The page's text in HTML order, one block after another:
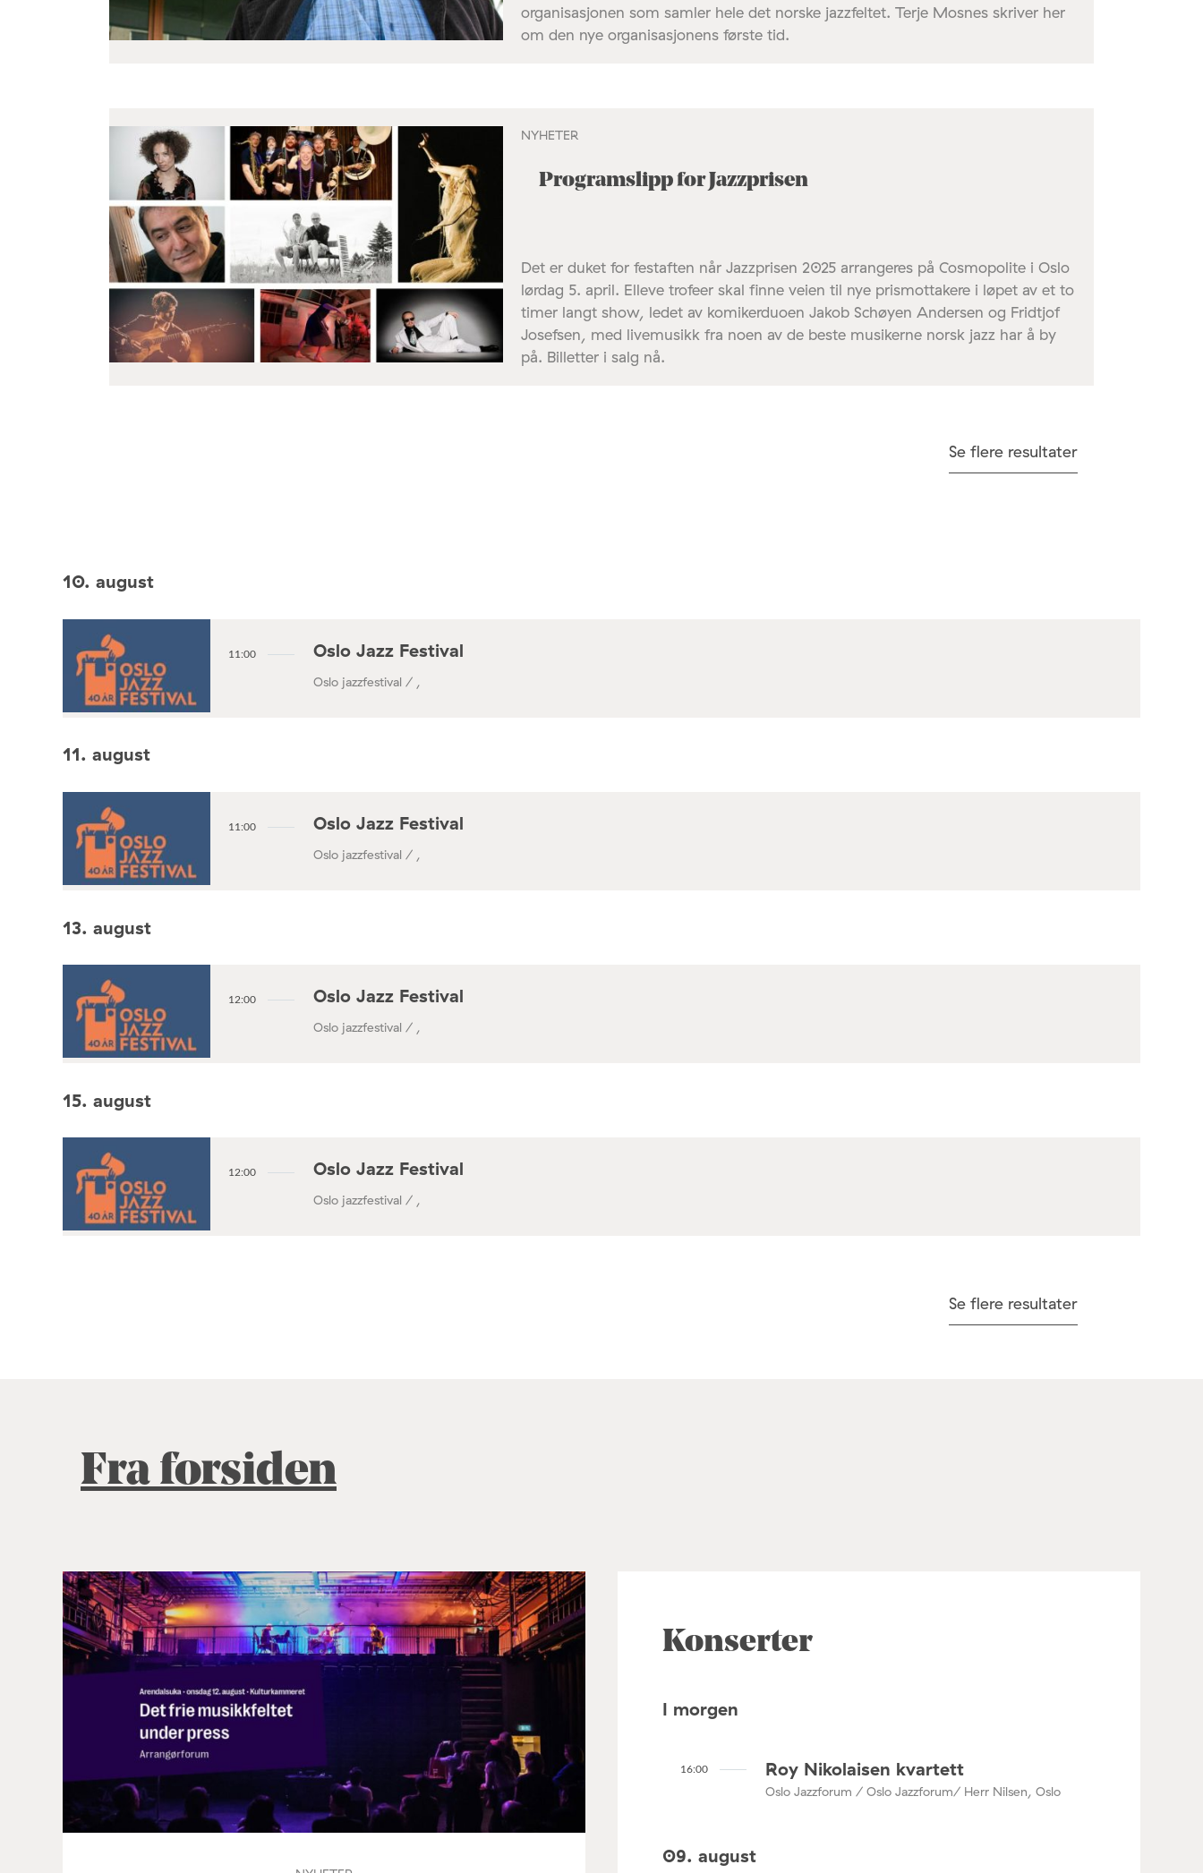
organisasjonen som samler hele det norske jazzfeltet. Terje Mosnes skriver her
om den nye organisasjonens første tid.
NYHETER
Programslipp for Jazzprisen
Det er duket for festaften når Jazzprisen 2025 arrangeres på Cosmopolite i Oslo
lørdag 5. april. Elleve trofeer skal finne veien til nye prismottakere i løpet av et to
timer langt show, ledet av komikerduoen Jakob Schøyen Andersen og Fridtjof
Josefsen, med livemusikk fra noen av de beste musikerne norsk jazz har å by
på. Billetter i salg nå.
Se flere resultater
10. august
11:00 Oslo Jazz Festival
Oslo jazzfestival / ,
11. august
11:00 Oslo Jazz Festival
Oslo jazzfestival / ,
13. august
12:00 Oslo Jazz Festival
Oslo jazzfestival / ,
15. august
12:00 Oslo Jazz Festival
Oslo jazzfestival / ,
Se flere resultater
Fra forsiden
Konserter
I morgen
16:00 Roy Nikolaisen kvartett
Oslo Jazzforum / Oslo Jazzforum/ Herr Nilsen, Oslo
09. august